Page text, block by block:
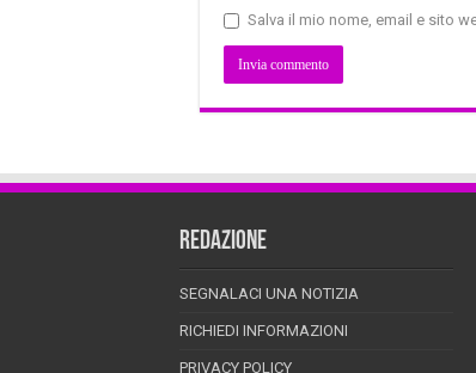
Salva il mio nome, email e sito
REDAZIONE
SEGNALACI UNA NOTIZIA
RICHIEDI INFORMAZIONI
PRIVACY POLICY